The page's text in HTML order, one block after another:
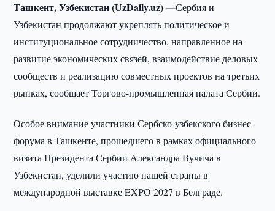
Ташкент, Узбекистан (UzDaily.uz) —Сербия и
Узбекистан продолжают укреплять политическое и
институциональное сотрудничество, направленное на
развитие экономических связей, взаимодействие деловых
сообществ и реализацию совместных проектов на третьих
рынках, сообщает Торгово-промышленная палата Сербии.
Особое внимание участники Сербско-узбекского бизнес-
форума в Ташкенте, прошедшего в рамках официального
визита Президента Сербии Александра Вучича в
Узбекистан, уделили участию нашей страны в
международной выставке EXPO 2027 в Белграде.